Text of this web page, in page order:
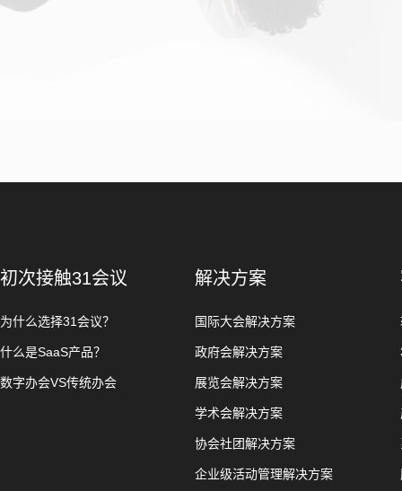
初次接触31会议
为什么选择31会议？
什么是SaaS产品？
数字办会VS传统办会
解决方案
国际大会解决方案
政府会解决方案
展览会解决方案
学术会解决方案
协会社团解决方案
企业级活动管理解决方案